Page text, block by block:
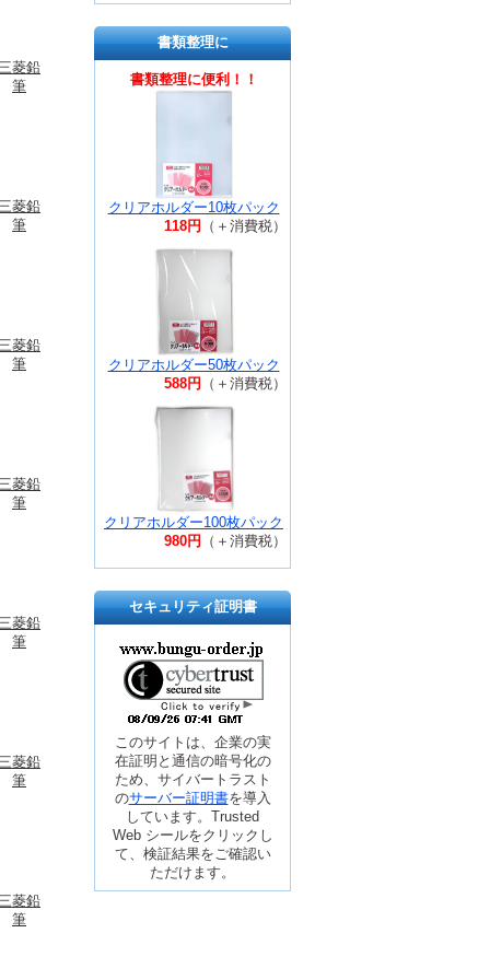
菱鉛
筆
菱鉛
筆
菱鉛
筆
菱鉛
筆
菱鉛
筆
菱鉛
筆
菱鉛
筆
書類整理に
書類整理に便利！！
クリアホルダー10枚パック
118円
（＋消費税）
クリアホルダー50枚パック
588円
（＋消費税）
クリアホルダー100枚パック
980円
（＋消費税）
セキュリティ証明書
このサイトは、企業の実
在証明と通信の暗号化の
ため、サイバートラスト
のサーバー証明書を導入
しています。Trusted
Web シールをクリックし
て、検証結果をご確認い
ただけます。